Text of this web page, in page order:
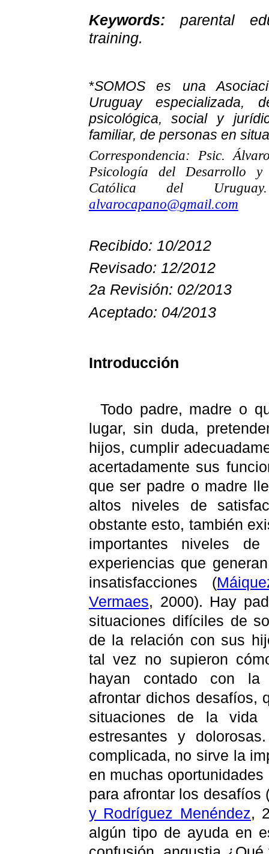
Keywords: parental
training.
*SOMOS es una
Uruguay especializada,
psicológica, social y
familiar, de personas en
Correspondencia: Psic.
Psicología del Desarrollo
Católica del
alvarocapano@gmail.com
Recibido: 10/2012
Revisado: 12/2012
2a Revisión: 02/2013
Aceptado: 04/2013
Introducción
Todo padre, madre o
lugar, sin duda,
hijos, cumplir
acertadamente sus
que ser padre o madre
altos niveles de
obstante esto, también
importantes niveles
experiencias que
insatisfacciones (
Vermaes, 2000). Hay
situaciones difíciles de
de la relación con sus
tal vez no supieron
hayan contado con la
afrontar dichos desafíos,
situaciones de la vida
estresantes y
complicada, no sirve la
en muchas
para afrontar los desafíos
y Rodríguez Menéndez,
algún tipo de ayuda en